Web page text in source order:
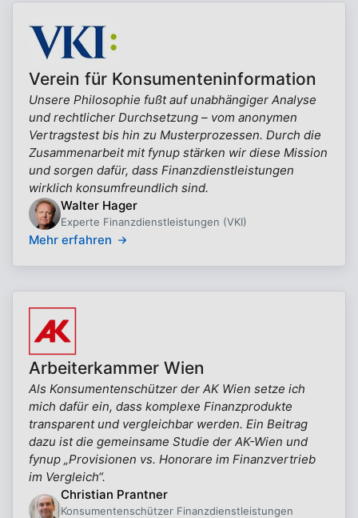
Verein für Konsumenteninformation
Unsere Philosophie fußt auf unabhängiger Analyse
und rechtlicher Durchsetzung – vom anonymen
Vertragstest bis hin zu Musterprozessen. Durch die
Zusammenarbeit mit fynup stärken wir diese Mission
und sorgen dafür, dass Finanzdienstleistungen
wirklich konsumfreundlich sind.
Walter Hager
Experte Finanzdienstleistungen (VKI)
Mehr erfahren
Arbeiterkammer Wien
Als Konsumentenschützer der AK Wien setze ich
mich dafür ein, dass komplexe Finanzprodukte
transparent und vergleichbar werden. Ein Beitrag
dazu ist die gemeinsame Studie der AK-Wien und
fynup „Provisionen vs. Honorare im Finanzvertrieb
im Vergleich“.
Christian Prantner
Konsumentenschützer Finanzdienstleistungen